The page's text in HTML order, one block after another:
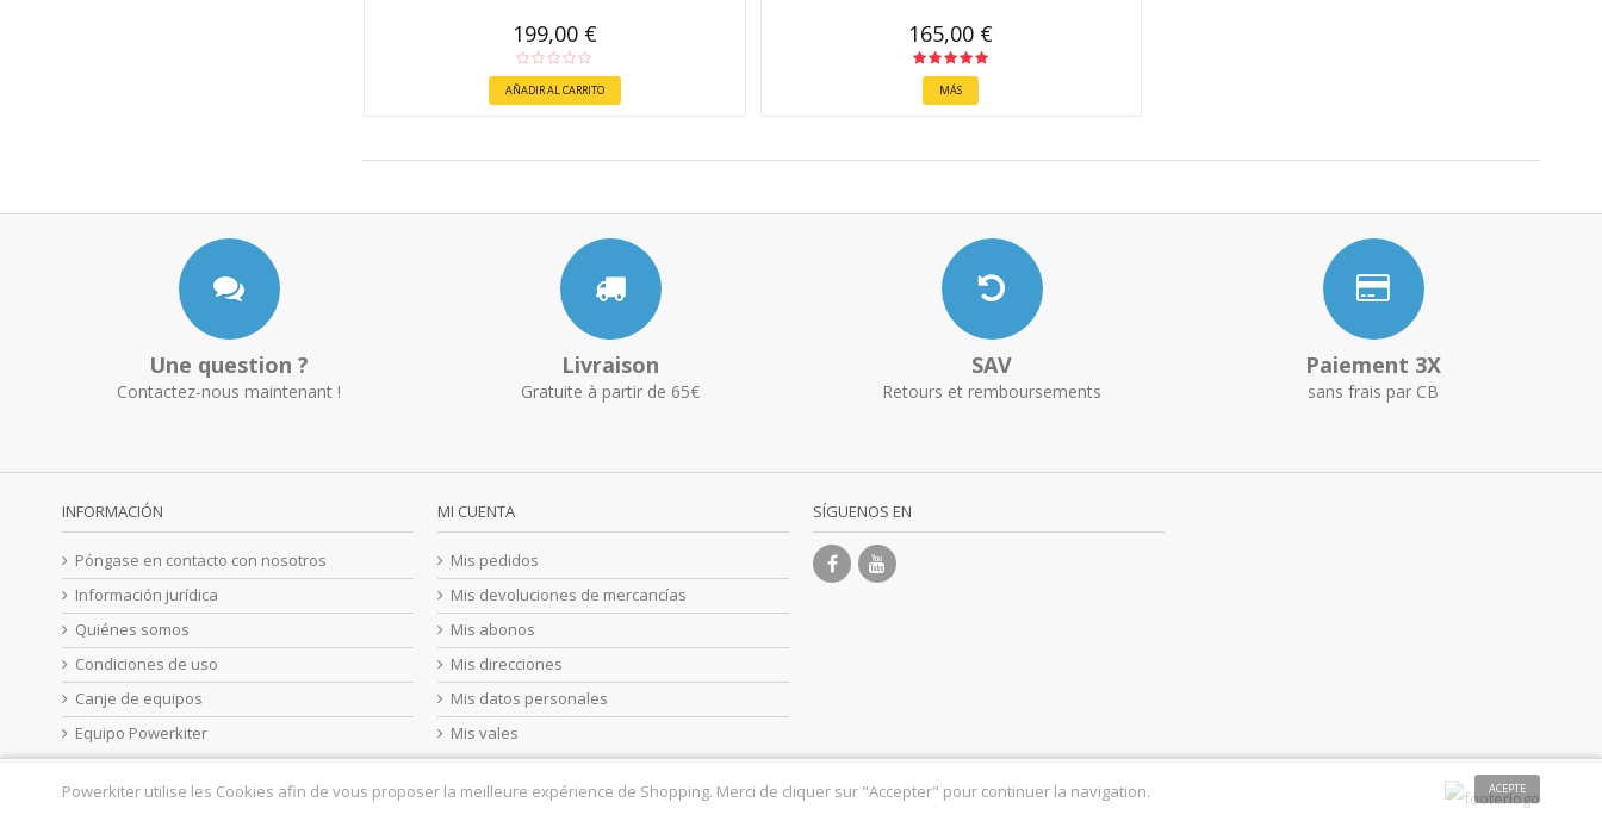
199,00 €
AÑADIR AL CARRITO
165,00 €
MÁS
Une question ?
Contactez-nous maintenant !
Livraison
Gratuite à partir de 65€
SAV
Retours et remboursements
Paiement 3X
sans frais par CB
INFORMACIÓN
Póngase en contacto con nosotros
Información jurídica
Quiénes somos
Condiciones de uso
Canje de equipos
Equipo Powerkiter
MI CUENTA
Mis pedidos
Mis devoluciones de mercancías
Mis abonos
Mis direcciones
Mis datos personales
Mis vales
SÍGUENOS EN
ACEPTE
Powerkiter utilise les Cookies afin de vous proposer la meilleure expérience de Shopping. Merci de cliquer sur "Accepter" pour continuer la navigation.